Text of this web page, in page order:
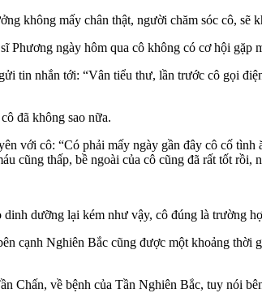
không mấy chân thật, người chăm sóc cô, sẽ
Phương ngày hôm qua cô không có cơ hội gặp
tin nhắn tới: “Vân tiểu thư, lần trước cô gọi
đã không sao nữa.
với cô: “Có phải mấy ngày gần đây cô cố
cũng thấp, bề ngoài của cô cũng đã rất tốt rồi,
dưỡng lại kém như vậy, cô đúng là trường
cạnh Nghiên Bắc cũng được một khoảng thời
Chấn, về bệnh của Tần Nghiên Bắc, tuy nói